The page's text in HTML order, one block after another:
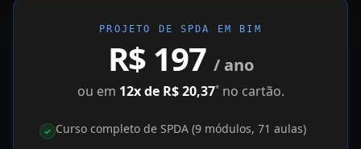
PROJETO DE SPDA EM BIM
R$ 197 / ano
ou em 12x de R$ 20,37*no cartão.
✓ Curso completo de SPDA (9 módulos, 71 aulas)